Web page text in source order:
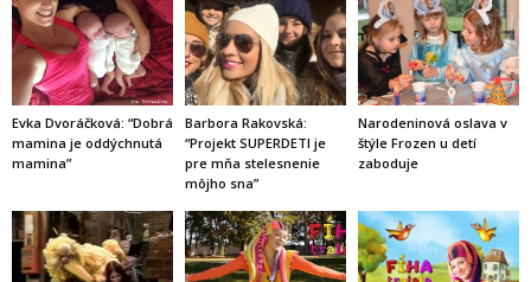
Evka Dvoráčková: “Dobrá
mamina je oddýchnutá
mamina”
Barbora Rakovská:
“Projekt SUPERDETI je
pre mňa stelesnenie
môjho sna”
Narodeninová oslava v
štýle Frozen u detí
zaboduje